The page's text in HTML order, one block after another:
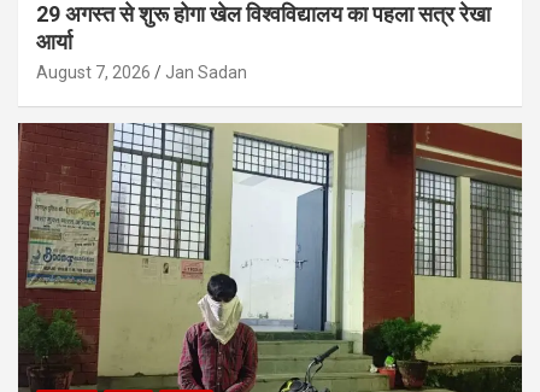
29 अगस्त से शुरू होगा खेल विश्वविद्यालय का पहला सत्र रेखा
आर्या
August 7, 2026 Jan Sadan